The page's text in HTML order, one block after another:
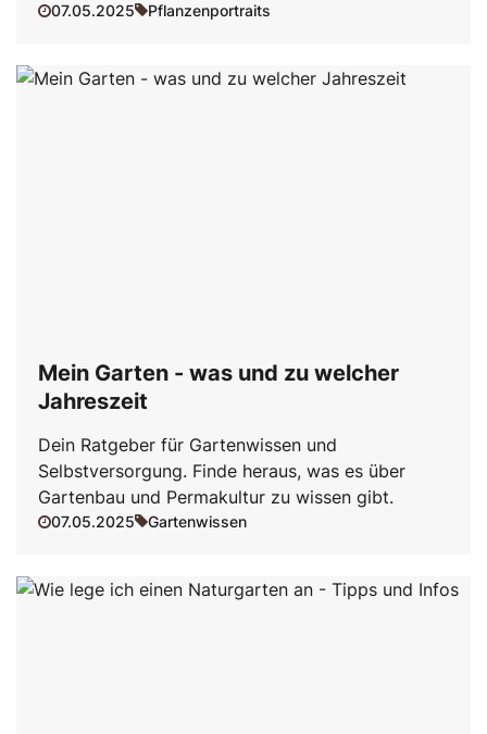
07.05.2025 Pflanzenportraits
Mein Garten - was und zu welcher
Jahreszeit
Dein Ratgeber für Gartenwissen und
Selbstversorgung. Finde heraus, was es über
Gartenbau und Permakultur zu wissen gibt.
07.05.2025 Gartenwissen